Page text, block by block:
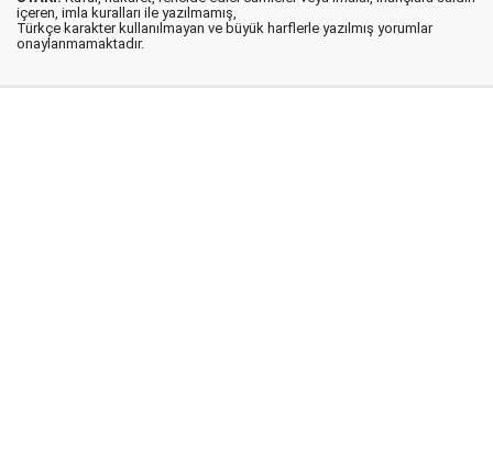
içeren, imla kuralları ile yazılmamış,
Türkçe karakter kullanılmayan ve büyük harflerle yazılmış yorumlar
onaylanmamaktadır.